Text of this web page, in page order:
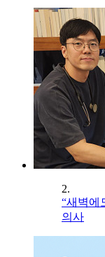
2.
“새벽에
의사